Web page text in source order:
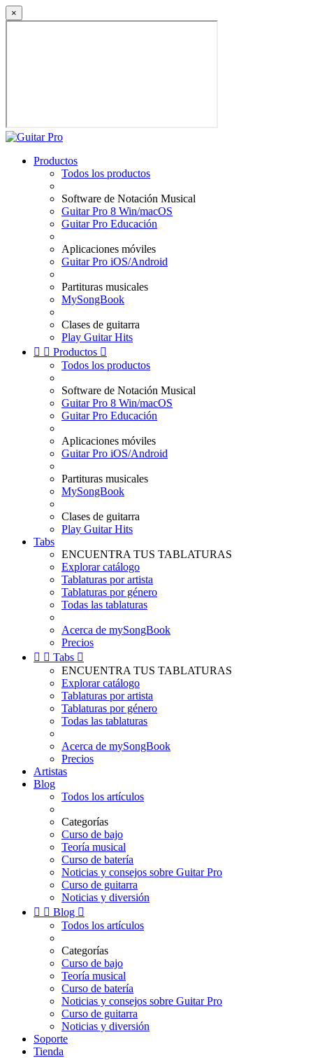
×
Productos
Todos los productos
Software de Notación Musical
Guitar Pro 8 Win/macOS
Guitar Pro Educación
Aplicaciones móviles
Guitar Pro iOS/Android
Partituras musicales
MySongBook
Clases de guitarra
Play Guitar Hits
  Productos 
Todos los productos
Software de Notación Musical
Guitar Pro 8 Win/macOS
Guitar Pro Educación
Aplicaciones móviles
Guitar Pro iOS/Android
Partituras musicales
MySongBook
Clases de guitarra
Play Guitar Hits
Tabs
ENCUENTRA TUS TABLATURAS
Explorar catálogo
Tablaturas por artista
Tablaturas por género
Todas las tablaturas
Acerca de mySongBook
Precios
  Tabs 
ENCUENTRA TUS TABLATURAS
Explorar catálogo
Tablaturas por artista
Tablaturas por género
Todas las tablaturas
Acerca de mySongBook
Precios
Artistas
Blog
Todos los artículos
Categorías
Curso de bajo
Teoría musical
Curso de batería
Noticias y consejos sobre Guitar Pro
Curso de guitarra
Noticias y diversión
  Blog 
Todos los artículos
Categorías
Curso de bajo
Teoría musical
Curso de batería
Noticias y consejos sobre Guitar Pro
Curso de guitarra
Noticias y diversión
Soporte
Tienda